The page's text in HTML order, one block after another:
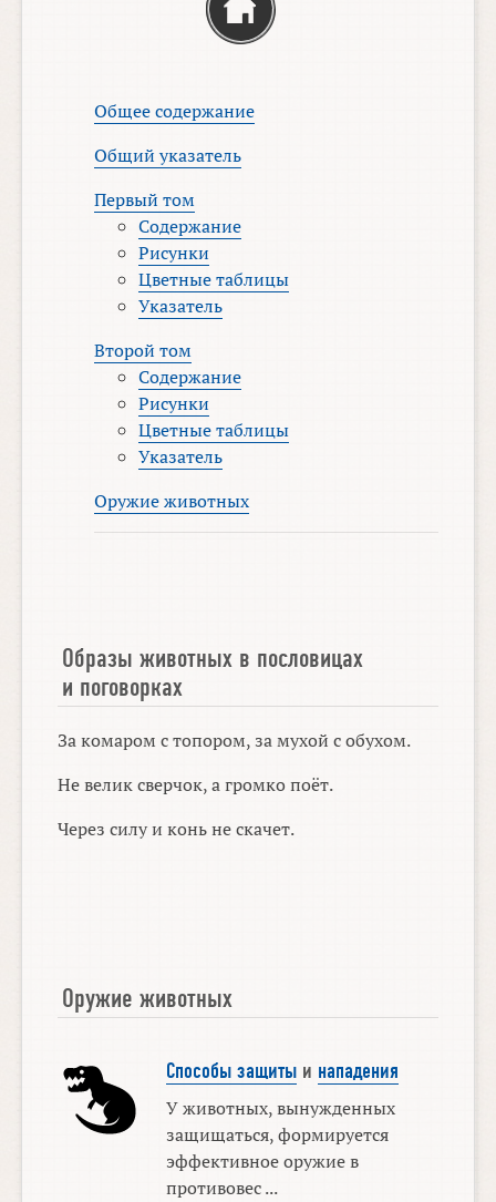
Общее содержание
Общий указатель
Первый том
Содержание
Рисунки
Цветные таблицы
Указатель
Второй том
Содержание
Рисунки
Цветные таблицы
Указатель
Оружие животных
Образы животных в пословицах
и поговорках
За комаром с топором, за мухой с обухом.
Не велик сверчок, а громко поёт.
Через силу и конь не скачет.
Оружие животных
Способы защитыи нападения
У животных, вынужденных
защищаться, формируется
эффективное оружие в
противовес ...